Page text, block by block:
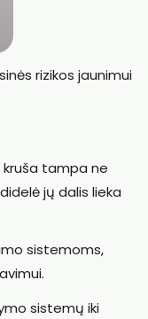
rizikos jaunimui
kruša tampa ne
jų dalis lieka
sistemoms,
sistemų iki